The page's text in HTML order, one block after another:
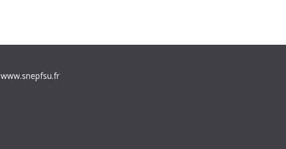
www.snepfsu.fr